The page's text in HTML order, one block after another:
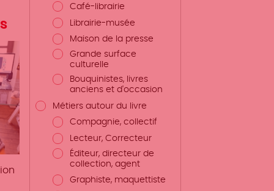
Café-librairie
Librairie-musée
Maison de la presse
Grande surface
culturelle
Bouquinistes, livres
anciens et d'occasion
Métiers autour du livre
Compagnie, collectif
Lecteur, Correcteur
Éditeur, directeur de
collection, agent
Graphiste, maquettiste